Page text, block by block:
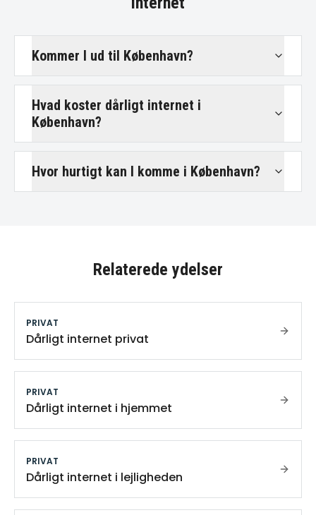
Kommer I ud til København?
Hvad koster dårligt internet i
København?
Hvor hurtigt kan I komme i København?
Relaterede ydelser
PRIVAT
Dårligt internet privat
PRIVAT
Dårligt internet i hjemmet
PRIVAT
Dårligt internet i lejligheden